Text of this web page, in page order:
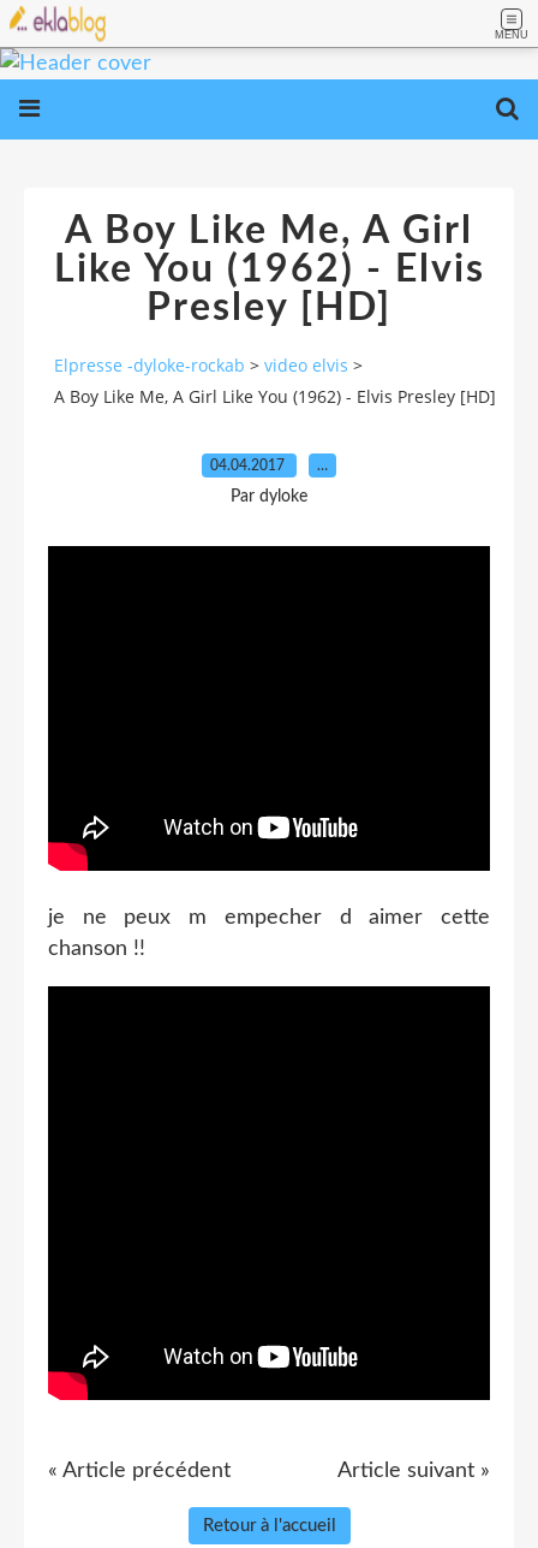
MENU
A Boy Like Me, A Girl
Like You (1962) - Elvis
Presley [HD]
Elpresse -dyloke-rockab > video elvis >
A Boy Like Me, A Girl Like You (1962) - Elvis Presley [HD]
04.04.2017 …
Par dyloke
je ne peux m empecher d aimer cette
chanson !!
« Article précédent Article suivant »
Retour à l'accueil